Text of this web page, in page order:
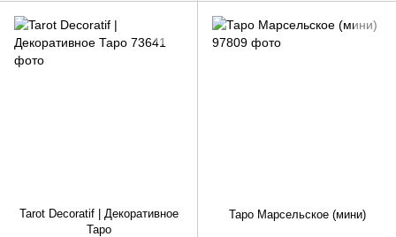
Tarot Decoratif | Декоративное
Таро
Таро Марсельское (мини)